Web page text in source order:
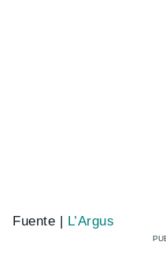
Fuente | L’Argus